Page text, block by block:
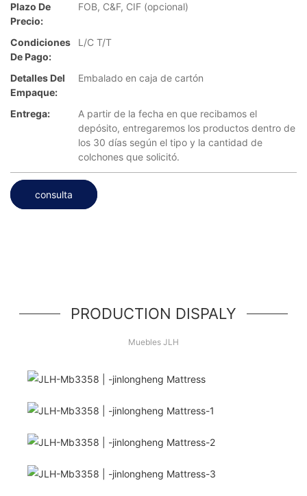
Plazo De
Precio:
FOB, C&F, CIF (opcional)
Condiciones
De Pago:
L/C T/T
Detalles Del
Empaque:
Embalado en caja de cartón
Entrega:
A partir de la fecha en que recibamos el
depósito, entregaremos los productos dentro de
los 30 días según el tipo y la cantidad de
colchones que solicitó.
consulta
PRODUCTION DISPALY
Muebles JLH
¡Hola Mundo!